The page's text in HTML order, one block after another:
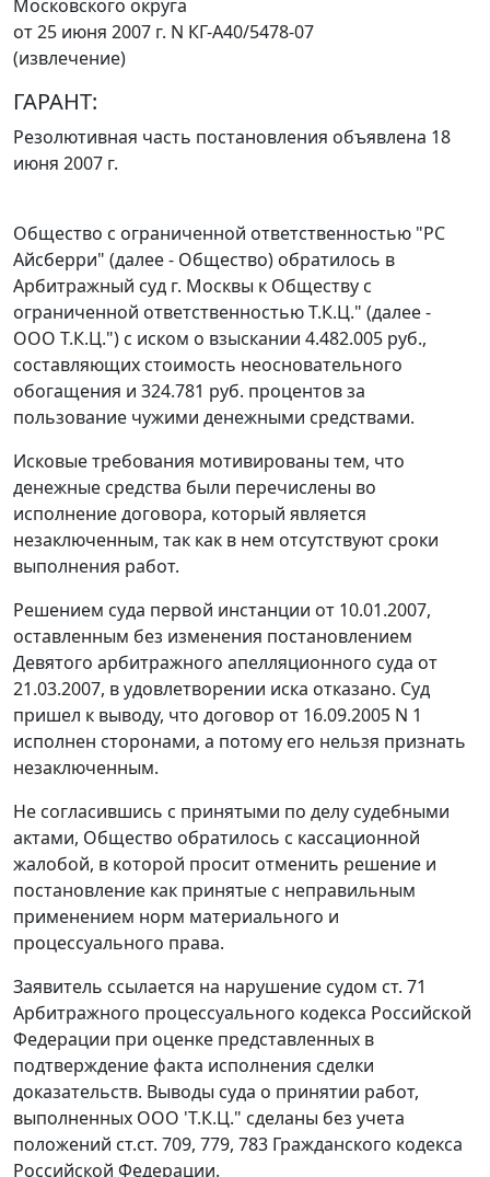
Московского округа
от 25 июня 2007 г. N КГ-А40/5478-07
(извлечение)
ГАРАНТ:
Резолютивная часть постановления объявлена 18
июня 2007 г.
Общество с ограниченной ответственностью "PC
Айсберри" (далее - Общество) обратилось в
Арбитражный суд г. Москвы к Обществу с
ограниченной ответственностью Т.К.Ц." (далее -
ООО Т.К.Ц.") с иском о взыскании 4.482.005 руб.,
составляющих стоимость неосновательного
обогащения и 324.781 руб. процентов за
пользование чужими денежными средствами.
Исковые требования мотивированы тем, что
денежные средства были перечислены во
исполнение договора, который является
незаключенным, так как в нем отсутствуют сроки
выполнения работ.
Решением суда первой инстанции от 10.01.2007,
оставленным без изменения постановлением
Девятого арбитражного апелляционного суда от
21.03.2007, в удовлетворении иска отказано. Суд
пришел к выводу, что договор от 16.09.2005 N 1
исполнен сторонами, а потому его нельзя признать
незаключенным.
Не согласившись с принятыми по делу судебными
актами, Общество обратилось с кассационной
жалобой, в которой просит отменить решение и
постановление как принятые с неправильным
применением норм материального и
процессуального права.
Заявитель ссылается на нарушение судом ст. 71
Арбитражного процессуального кодекса Российской
Федерации при оценке представленных в
подтверждение факта исполнения сделки
доказательств. Выводы суда о принятии работ,
выполненных ООО 'Т.К.Ц." сделаны без учета
положений ст.ст. 709, 779, 783 Гражданского кодекса
Российской Федерации.